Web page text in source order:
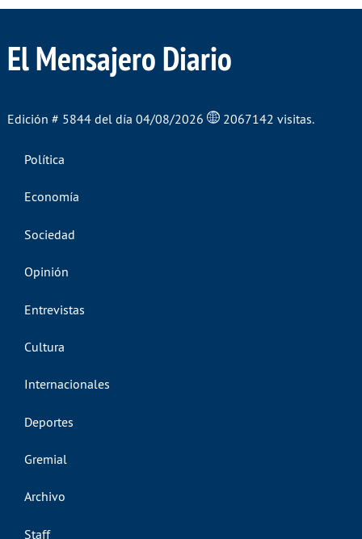
El Mensajero Diario
Edición # 5844 del día 04/08/2026 2067142 visitas.
Política
Economía
Sociedad
Opinión
Entrevistas
Cultura
Internacionales
Deportes
Gremial
Archivo
Staff